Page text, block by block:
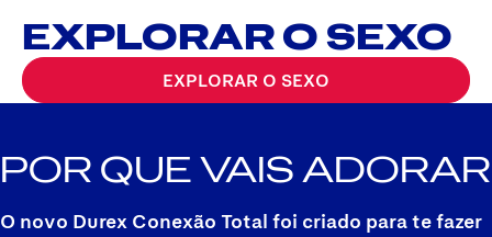
EXPLORAR O SEXO
EXPLORAR O SEXO
POR QUE VAIS ADORAR
O novo Durex Conexão Total foi criado para te fazer